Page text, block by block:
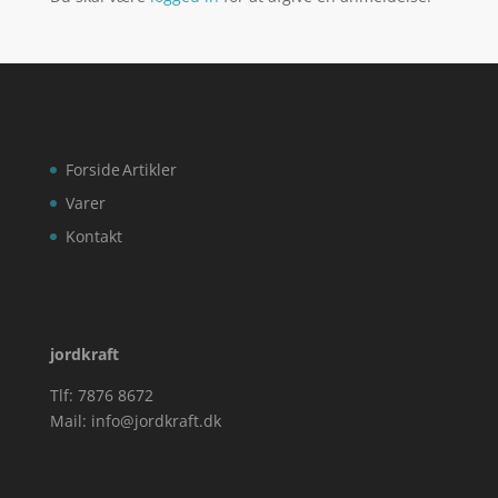
Forside
Varer
Kontakt
Artikler
jordkraft
Tlf: 7876 8672
Mail: info@jordkraft.dk